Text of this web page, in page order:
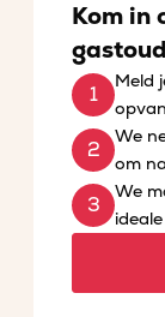
Kom in
Meld
We
om
We